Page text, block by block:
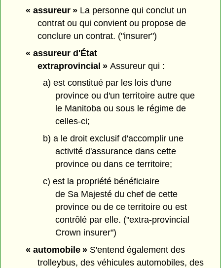
« assureur »La personne qui conclut un
contrat ou qui convient ou propose de
conclure un contrat. ("insurer")
« assureur d'État
extraprovincial » Assureur qui :
a) est constitué par les lois d'une
province ou d'un territoire autre que
le Manitoba ou sous le régime de
celles-ci;
b) a le droit exclusif d'accomplir une
activité d'assurance dans cette
province ou dans ce territoire;
c) est la propriété bénéficiaire
de Sa Majesté du chef de cette
province ou de ce territoire ou est
contrôlé par elle. ("extra-provincial
Crown insurer")
« automobile »S'entend également des
trolleybus, des véhicules automobiles, des